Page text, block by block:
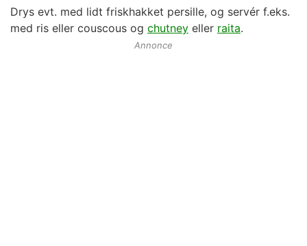
Drys evt. med lidt friskhakket persille, og servér f.eks.
med ris eller couscous og chutney eller raita.
Annonce